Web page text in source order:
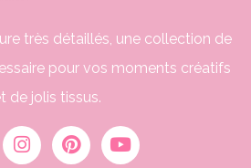
très détaillés, une collection de
pour vos moments créatifs
de jolis tissus.